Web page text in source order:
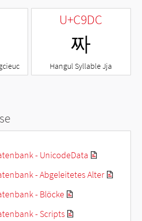
U+C9DC
짜
Hangul Syllable Jja
- UnicodeData
- Abgeleitetes Alter
- Blöcke
- Scripts